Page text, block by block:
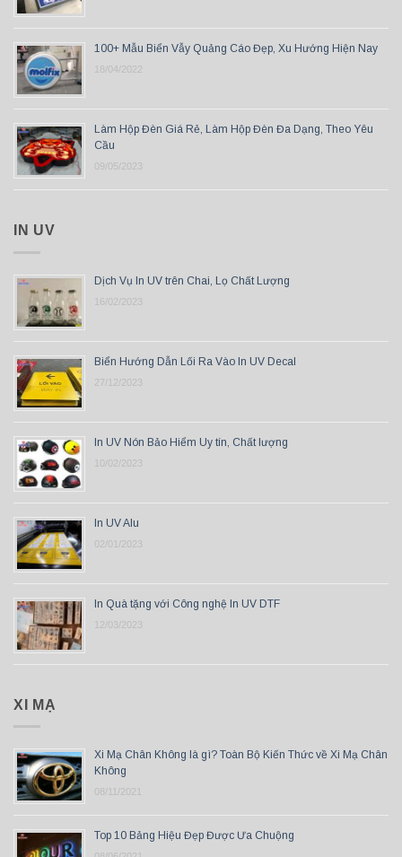
100+ Mẫu Biển Vẫy Quảng Cáo Đẹp, Xu Hướng Hiện Nay
18/04/2022
Làm Hộp Đèn Giá Rẻ, Làm Hộp Đèn Đa Dạng, Theo Yêu
Cầu
09/05/2023
IN UV
Dịch Vụ In UV trên Chai, Lọ Chất Lượng
16/02/2023
Biển Hướng Dẫn Lối Ra Vào In UV Decal
27/12/2023
In UV Nón Bảo Hiểm Uy tín, Chất lượng
10/02/2023
In UV Alu
02/01/2023
In Quà tặng với Công nghệ In UV DTF
12/03/2023
XI MẠ
Xi Mạ Chân Không là gì? Toàn Bộ Kiến Thức về Xi Mạ Chân
Không
08/11/2021
Top 10 Bảng Hiệu Đẹp Được Ưa Chuộng